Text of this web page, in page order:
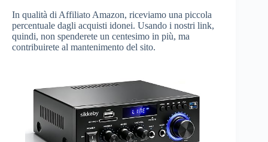
In qualità di Affiliato Amazon, riceviamo una piccola
percentuale dagli acquisti idonei. Usando i nostri link,
quindi, non spenderete un centesimo in più, ma
contribuirete al mantenimento del sito.